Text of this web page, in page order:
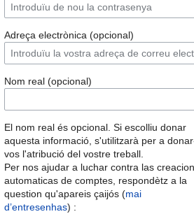
Adreça electrònica (opcional)
Nom real (opcional)
El nom real és opcional. Si escolliu donar
aquesta informació, s'utilitzarà per a
vos l'atribució del vostre treball.
Per nos ajudar a luchar contra las
automaticas de comptes, respondètz a la
question qu'apareis çaijós (mai
d’entresenhas) :